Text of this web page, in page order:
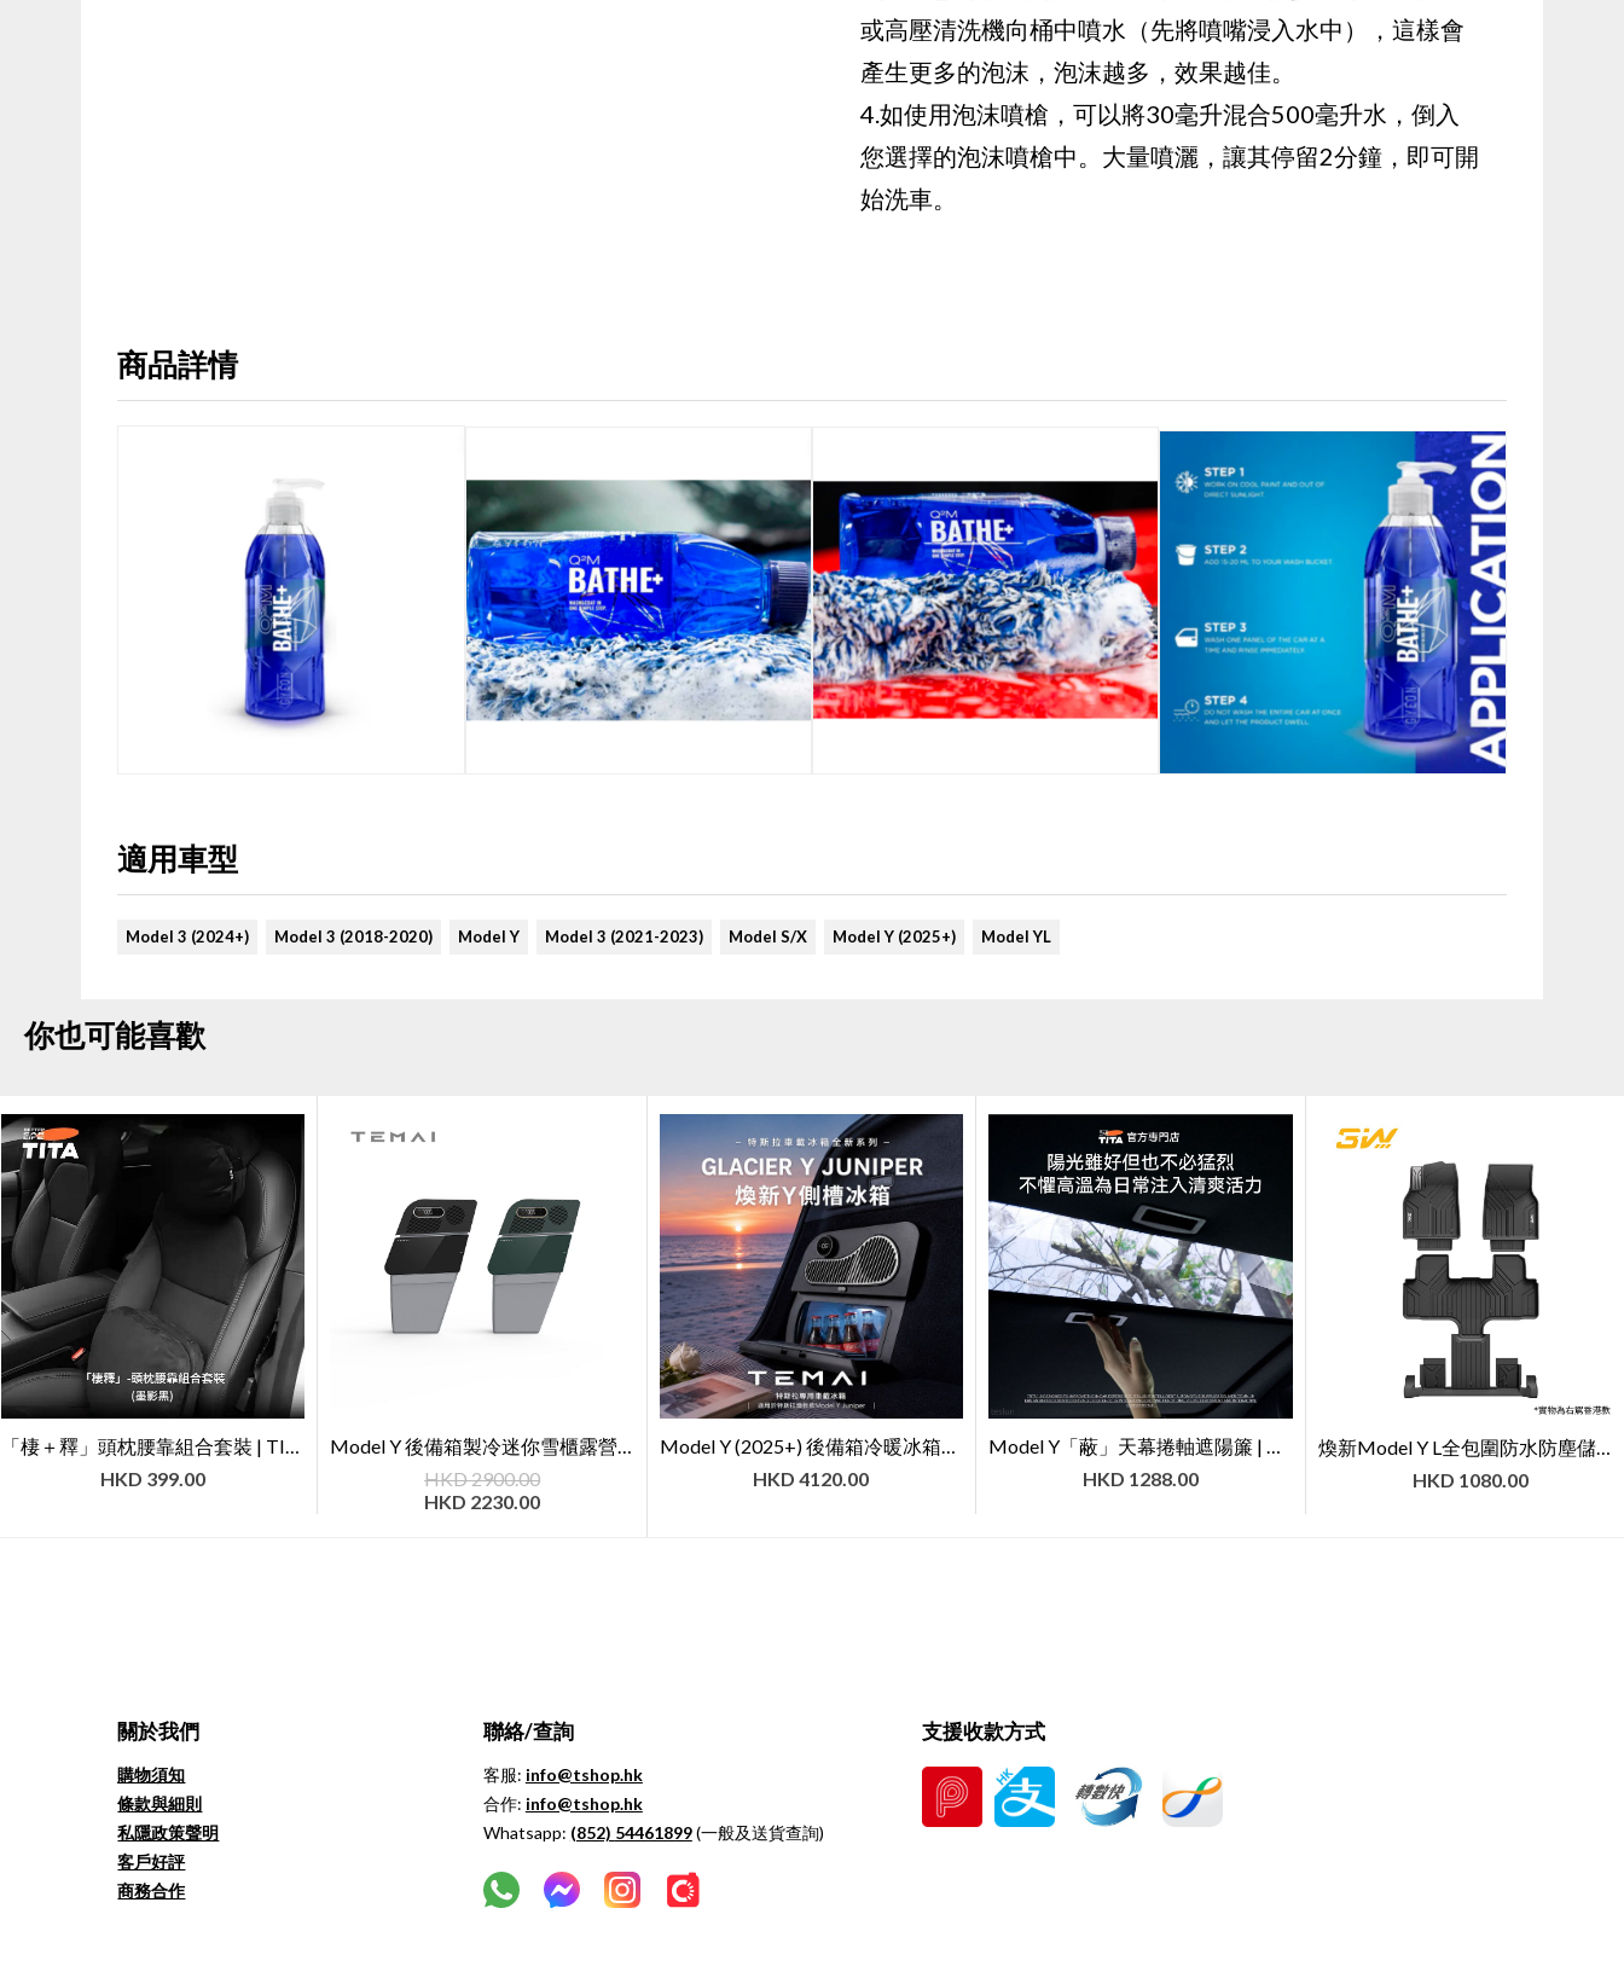
或高壓清洗機向桶中噴水（先將噴嘴浸入水中），這樣會
產生更多的泡沫，泡沫越多，效果越佳。
4.如使用泡沫噴槍，可以將30毫升混合500毫升水，倒入
您選擇的泡沫噴槍中。大量噴灑，讓其停留2分鐘，即可開
始洗車。
商品詳情
適用車型
Model 3 (2024+) Model 3 (2018-2020) Model Y Model 3 (2021-2023) Model S/X Model Y (2025+) Model YL
你也可能喜歡
HKD 399.00
HKD2900.00
HKD 2230.00
HKD4120.00
HKD 1288.00
煥新Model Y L全包圍防水防塵儲物墊前後排座地墊腳墊 (3件套/6件套)｜3W
HKD 1080.00
關於我們
購物須知
條款與細則
私隱政策聲明
客戶好評
商務合作
聯絡/查詢
客服: info@tshop.hk
合作: info@tshop.hk
Whatsapp: (852) 54461899(一般及送貨查詢)
支援收款方式